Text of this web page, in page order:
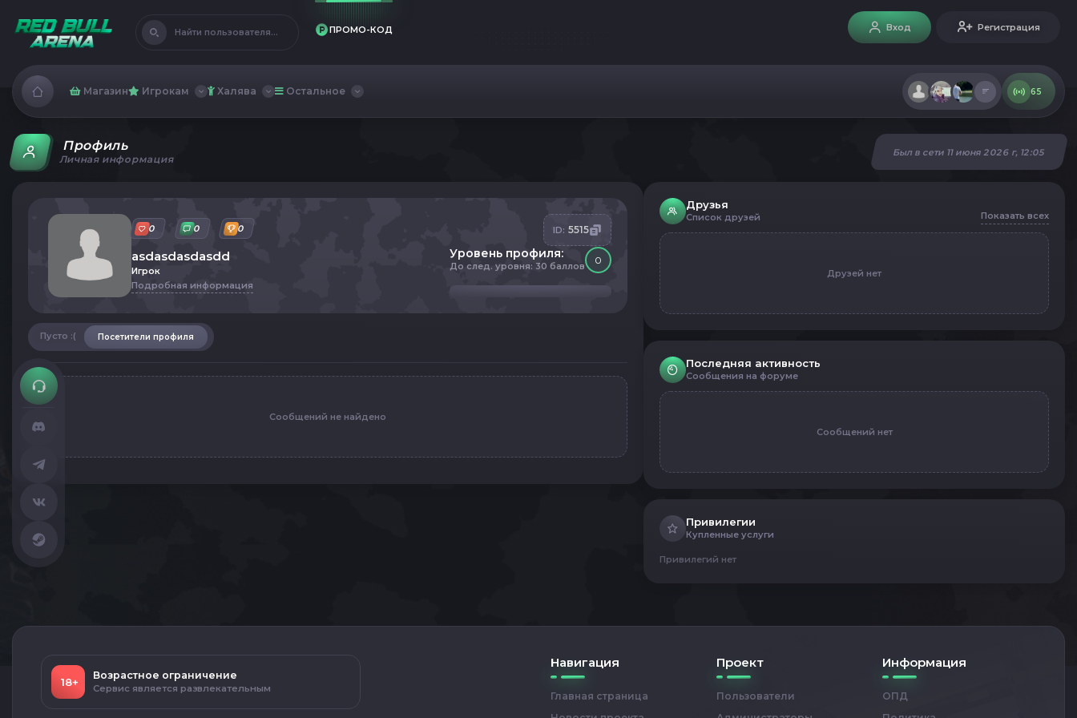
Найти пользователя... ПРОМО-КОД Вход Регистрация
Магазин Игрокам Халява Остальное 65
Профиль
Личная информация
Был в сети 11 июня 2026 г, 12:05
0 0 0
asdasdasdasdd
Игрок
Подробная информация
ID: 5515
Уровень профиля:
До след. уровня: 30 баллов 0
Посетители профиля
Пусто :(
Сообщений не найдено
Друзья
Список друзей Показать всех
Друзей нет
Последняя активность
Сообщения на форуме
Сообщений нет
Привилегии
Купленные услуги
Привилегий нет
18+
Возрастное ограничение
Сервис является развлекательным
Навигация
Главная страница
Проект
Пользователи
Информация
ОПД